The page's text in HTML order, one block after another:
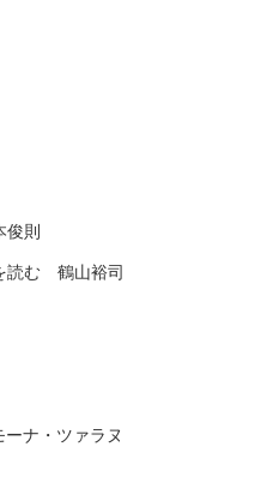
則
読む 鶴山裕司
ナ・ツァラヌ